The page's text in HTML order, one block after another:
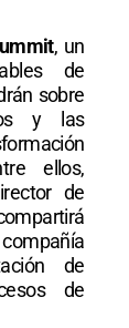
, un
de
sobre
y las
ellos,
de
de
de